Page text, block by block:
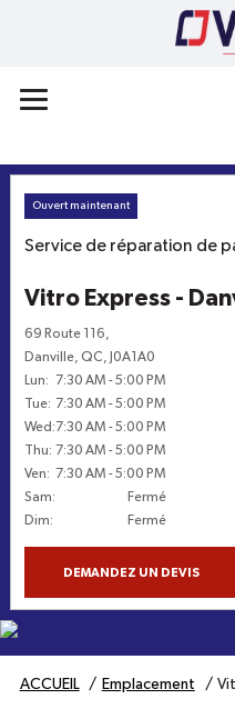
Ouvert maintenant
Service de réparation de
Vitro Express -
69 Route 116,
Danville,QC, J0A1A0
Lun: 7:30 AM -5:00 PM
Tue: 7:30 AM -5:00 PM
Wed :7:30 AM -5:00 PM
Thu: 7:30 AM -5:00 PM
Ven: 7:30 AM -5:00 PM
Sam:
Fermé
Dim: Fermé
DEMANDEZ UN DEVIS
ACCUEIL
Emplacement